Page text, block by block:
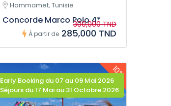
Hammamet, Tunisie
Concorde Marco Polo 4*
À partir de
300,000 TND
285,000 TND
10%
Early Booking du 07 au 09 Mai 2026
Séjours du 17 Mai au 31 Octobre 2026